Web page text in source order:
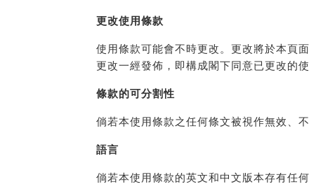
更改使用條款
使用條款可能會不時更改。更改將於本頁
更改一經發佈，即構成閣下同意已更改的
條款的可分割性
倘若本使用條款之任何條文被視作無效、
語言
倘若本使用條款的英文和中文版本存有任